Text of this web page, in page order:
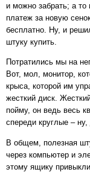
и можно забрать; а то
платеж за новую
бесплатно. Ну, и
штуку купить.
Потратились мы на
Вот, мол, монитор,
крыса, которой им
жесткий диск.
пойму, он ведь весь
спереди круглые –
В общем, полезная
через компьютер и
этому ящику